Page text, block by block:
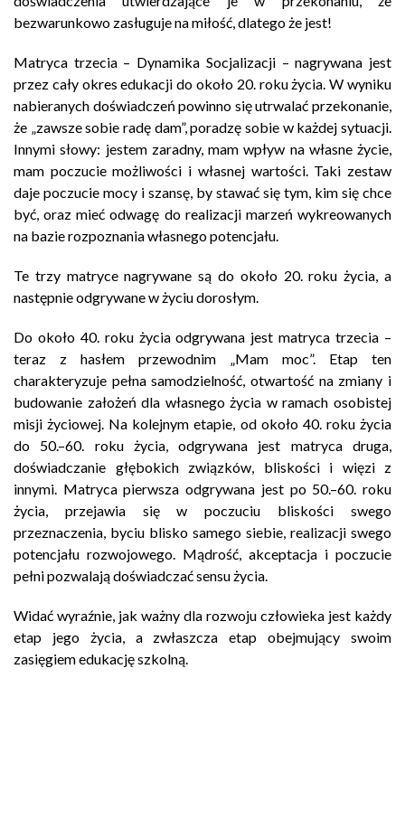
bezwarunkowo zasługuje na miłość, dlatego że jest!
Matryca trzecia – Dynamika Socjalizacji – nagrywana jest
przez cały okres edukacji do około 20. roku życia. W wyniku
nabieranych doświadczeń powinno się utrwalać przekonanie,
że „zawsze sobie radę dam”, poradzę sobie w każdej sytuacji.
Innymi słowy: jestem zaradny, mam wpływ na własne życie,
mam poczucie możliwości i własnej wartości. Taki zestaw
daje poczucie mocy i szansę, by stawać się tym, kim się chce
być, oraz mieć odwagę do realizacji marzeń wykreowanych
na bazie rozpoznania własnego potencjału.
Te trzy matryce nagrywane są do około 20. roku życia, a
następnie odgrywane w życiu dorosłym.
Do około 40. roku życia odgrywana jest matryca trzecia –
teraz z hasłem przewodnim „Mam moc”. Etap ten
charakteryzuje pełna samodzielność, otwartość na zmiany i
budowanie założeń dla własnego życia w ramach osobistej
misji życiowej. Na kolejnym etapie, od około 40. roku życia
do 50.–60. roku życia, odgrywana jest matryca druga,
doświadczanie głębokich związków, bliskości i więzi z
innymi. Matryca pierwsza odgrywana jest po 50.–60. roku
życia, przejawia się w poczuciu bliskości swego
przeznaczenia, byciu blisko samego siebie, realizacji swego
potencjału rozwojowego. Mądrość, akceptacja i poczucie
pełni pozwalają doświadczać sensu życia.
Widać wyraźnie, jak ważny dla rozwoju człowieka jest każdy
etap jego życia, a zwłaszcza etap obejmujący swoim
zasięgiem edukację szkolną.